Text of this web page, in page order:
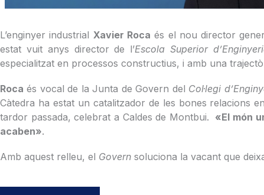
L’enginyer industrial Xavier Roca és el nou director
estat vuit anys director de l’Escola Superior
especialitzat en processos constructius, i amb una
Roca és vocal de la Junta de Govern del Col·legi
Càtedra ha estat un catalitzador de les bones relacions
tardor passada, celebrat a Caldes de Montbui. «El món
acaben».
Amb aquest relleu, el Govern soluciona la vacant que